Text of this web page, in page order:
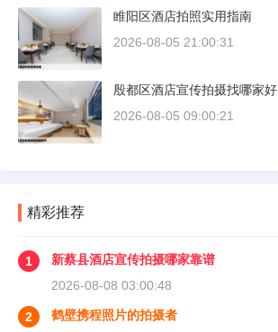
睢阳区酒店拍照实用指南
2026-08-05 21:00:31
殷都区酒店宣传拍摄找哪家好
2026-08-05 09:00:21
精彩推荐
1
新蔡县酒店宣传拍摄哪家靠谱
2026-08-08 03:00:48
2
鹤壁携程照片的拍摄者